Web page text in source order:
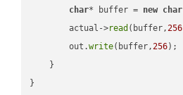
char* buffer = new char
        actual->
read (buffer,256
        out.
write(buffer,256);
    }
}